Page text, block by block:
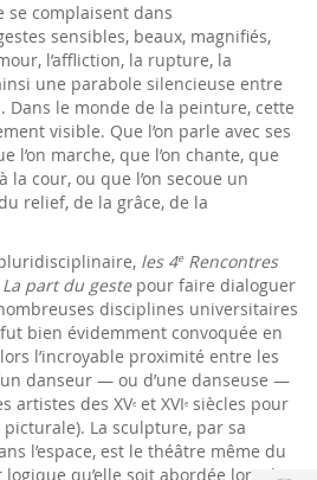
se complaisent dans
sensibles, beaux, magnifiés,
l’affliction, la rupture, la
une parabole silencieuse entre
Dans le monde de la peinture, cette
visible. Que l’on parle avec ses
l’on marche, que l’on chante, que
la cour, ou que l’on secoue un
relief, de la grâce, de la
les 4eRencontres
La part du gestepour faire dialoguer
disciplines universitaires
bien évidemment convoquée en
l’incroyable proximité entre les
danseur — ou d’une danseuse —
artistes des XVe et XVIe siècles pour
La sculpture, par sa
l’espace, est le théâtre même du
qu’elle soit abordée lors de